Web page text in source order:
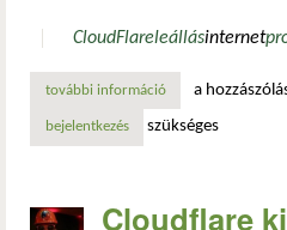
CloudFlareleállásinternet
további információglobális
a
bejelentkezés szükséges
Cloudflare